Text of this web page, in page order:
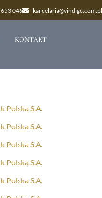
046 kancelaria@vindigo.com.pl
KONTAKT
Polska S.A.
Polska S.A.
Polska S.A.
Polska S.A.
Polska S.A.